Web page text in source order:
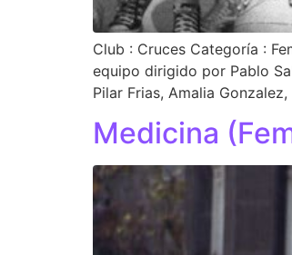
Club : Cruces Categoría :
equipo dirigido por Pablo
Pilar Frias, Amalia
Medicina